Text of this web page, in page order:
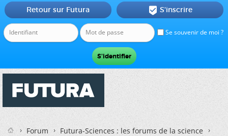
Se souvenir de moi ?
Retour sur Futura  S'inscrire
Forum
Futura-Sciences : les forums de la science